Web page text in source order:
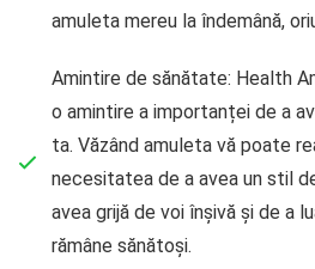
amuleta mereu la îndemână,
Amintire de sănătate: Health
o amintire a importanței de a
ta. Văzând amuleta vă poate
necesitatea de a avea un stil
avea grijă de voi înșivă și de a
rămâne sănătoși.